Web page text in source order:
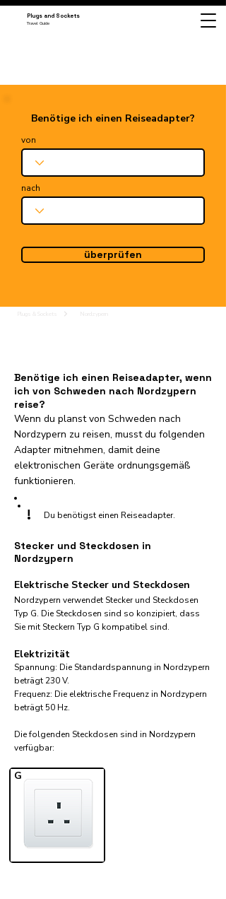
Plugs and Sockets
Travel Guide
Benötige ich einen Reiseadapter?
von
nach
überprüfen
Benötige ich einen Reiseadapter, wenn
ich von Schweden nach Nordzypern
reise?
Wenn du planst von Schweden nach
Nordzypern zu reisen, musst du folgenden
Adapter mitnehmen, damit deine
elektronischen Geräte ordnungsgemäß
funktionieren.
! Du benötigst einen Reiseadapter.
Stecker und Steckdosen in
Nordzypern
Elektrische Stecker und Steckdosen
Nordzypern verwendet Stecker und Steckdosen
Typ G. Die Steckdosen sind so konzipiert, dass
Sie mit Steckern Typ G kompatibel sind.
Elektrizität
Spannung: Die Standardspannung in Nordzypern
beträgt 230 V.
Frequenz: Die elektrische Frequenz in Nordzypern
beträgt 50 Hz.
Die folgenden Steckdosen sind in Nordzypern
verfügbar:​
G